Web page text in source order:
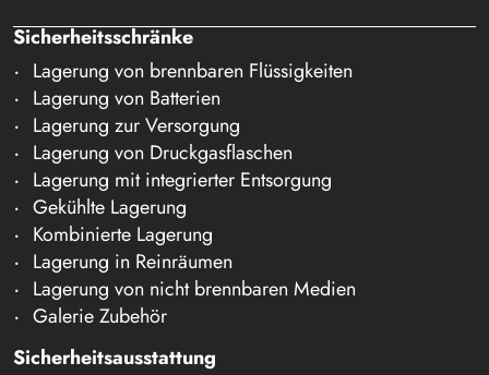
Sicherheitsschränke
Lagerung von brennbaren Flüssigkeiten
Lagerung von Batterien
Lagerung zur Versorgung
Lagerung von Druckgasflaschen
Lagerung mit integrierter Entsorgung
Gekühlte Lagerung
Kombinierte Lagerung
Lagerung in Reinräumen
Lagerung von nicht brennbaren Medien
Galerie Zubehör
Sicherheitsausstattung